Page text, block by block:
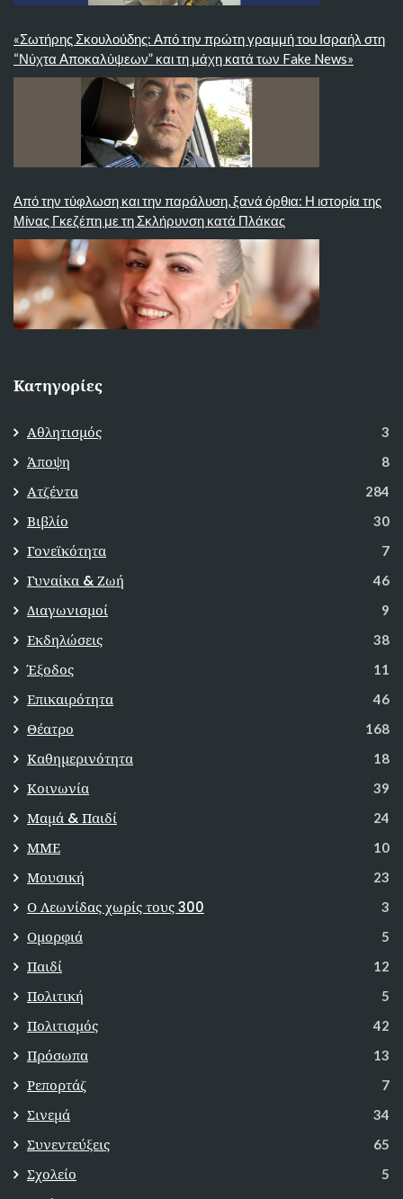
«Σωτήρης Σκουλούδης: Από την πρώτη γραμμή του Ισραήλ στη
“Νύχτα Αποκαλύψεων” και τη μάχη κατά των Fake News»
Από την τύφλωση και την παράλυση, ξανά όρθια: Η ιστορία της
Μίνας Γκεζέπη με τη Σκλήρυνση κατά Πλάκας
Κατηγορίες
Αθλητισμός 3
Άποψη 8
Ατζέντα 284
Βιβλίο 30
Γονεϊκότητα 7
Γυναίκα & Ζωή 46
Διαγωνισμοί 9
Εκδηλώσεις 38
Έξοδος 11
Επικαιρότητα 46
Θέατρο 168
Καθημερινότητα 18
Κοινωνία 39
Μαμά & Παιδί 24
ΜΜΕ 10
Μουσική 23
Ο Λεωνίδας χωρίς τους 300 3
Ομορφιά 5
Παιδί 12
Πολιτική 5
Πολιτισμός 42
Πρόσωπα 13
Ρεπορτάζ 7
Σινεμά 34
Συνεντεύξεις 65
Σχολείο 5